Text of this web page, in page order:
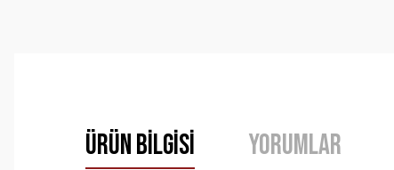
Ürün Bilgisi Yorumlar